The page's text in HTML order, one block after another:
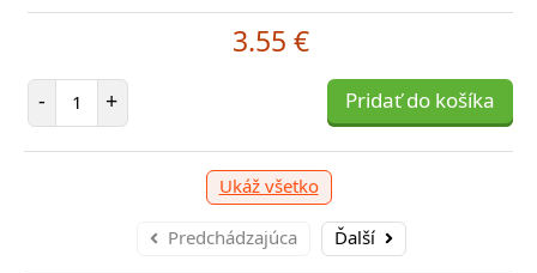
3.55 €
- Počet položiek
+ Pridať do košíka
Ukáž všetko
Predchádzajúca Ďalší